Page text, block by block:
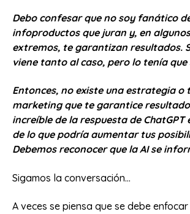
Debo confesar que no soy fanático
infoproductos que juran y, en
extremos, te garantizan resultados.
viene tanto al caso, pero lo tenía que
Entonces, no existe una estrategia o
marketing que te garantice
increíble de la respuesta de ChatGPT
de lo que podría aumentar tus
Debemos reconocer que la AI se
Sigamos la conversación...
A veces se piensa que se debe